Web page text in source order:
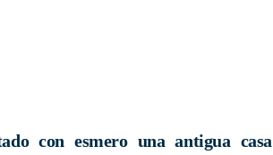
con esmero una antigua casa